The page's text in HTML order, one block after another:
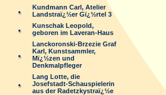
Kundmann Carl, Atelier
Landstraï¿½er Gï¿½rtel 3
Kunschak Leopold,
geboren im Laveran-Haus
Lanckoronski-Brzezie Graf
Karl, Kunstsammler,
Mï¿½zen und
Denkmalpfleger
Lang Lotte, die
Josefstadt-Schauspielerin
aus der Radetzkystraï¿½e